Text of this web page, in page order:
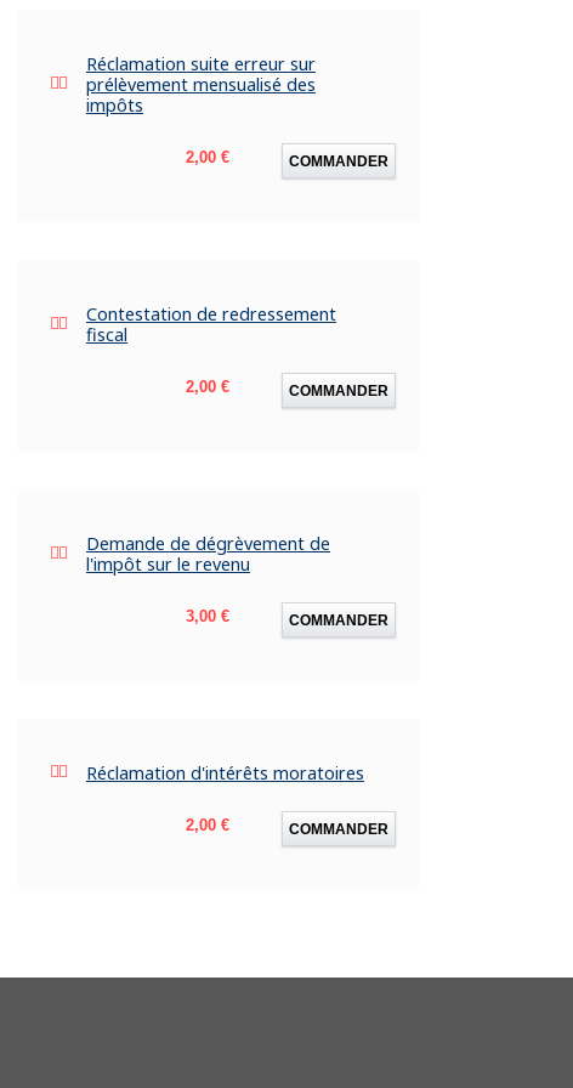
Réclamation suite erreur sur
prélèvement mensualisé des
impôts
Prix
2,00 € COMMANDER
Contestation de redressement
fiscal
Prix
2,00 € COMMANDER
Demande de dégrèvement de
l'impôt sur le revenu
Prix
3,00 € COMMANDER
Réclamation d'intérêts moratoires
Prix
2,00 € COMMANDER